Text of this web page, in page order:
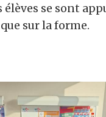
se sont
sur la forme.